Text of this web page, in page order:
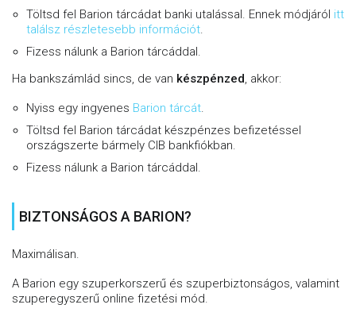
Töltsd fel Barion tárcádat banki utalással. Ennek módjáról itt
találsz részletesebb információt.
Fizess nálunk a Barion tárcáddal.
Ha bankszámlád sincs, de van készpénzed, akkor:
Nyiss egy ingyenes Barion tárcát.
Töltsd fel Barion tárcádat készpénzes befizetéssel
országszerte bármely CIB bankfiókban.
Fizess nálunk a Barion tárcáddal.
BIZTONSÁGOS A BARION?
Maximálisan.
A Barion egy szuperkorszerű és szuperbiztonságos, valamint
szuperegyszerű online fizetési mód.